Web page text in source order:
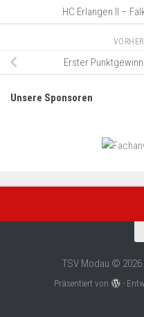
HC Erlangen II –
Erster
Unsere Sponsoren
TSV Modau ©
Präsentiert von -